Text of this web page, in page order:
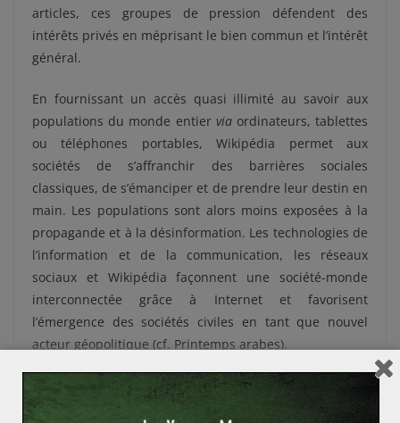
articles, ces groupes de pression défendent des
intérêts privés en méprisant le bien commun et l’intérêt
général.
En fournissant un accès quasi illimité au savoir aux
populations du monde entier viaordinateurs, tablettes
ou téléphones portables, Wikipédia permet aux
sociétés de s’affranchir des barrières sociales
classiques, de s’émanciper et de prendre leur destin en
main. Les populations sont alors moins exposées à la
propagande et à la désinformation. Les technologies de
l’information et de la communication, les réseaux
sociaux et Wikipédia façonnent une société-monde
interconnectée grâce à Internet et favorisent
l’émergence des sociétés civiles en tant que nouvel
acteur géopolitique (cf. Printemps arabes).
Dans un contexte d’accroissement mondial du nombre
d’étudiants au sein d’une société de l’information,